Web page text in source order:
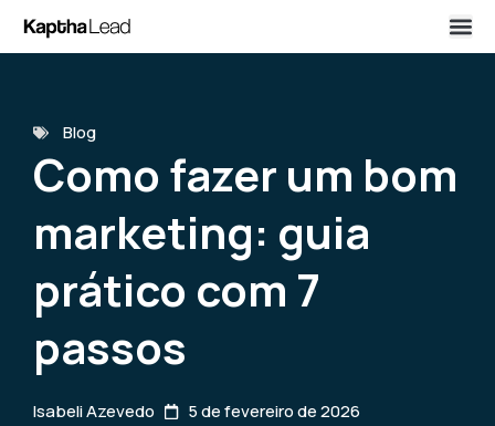
Blog
Como fazer um bom
marketing: guia
prático com 7
passos
Isabeli Azevedo 5 de fevereiro de 2026